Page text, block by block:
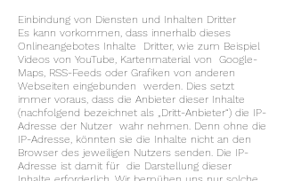
Einbindung von Diensten und Inhalten Dritter
Es kann vorkommen, dass innerhalb dieses
Onlineangebotes Inhalte Dritter, wie zum Beispiel
Videos von YouTube, Kartenmaterial von Google-
Maps, RSS-Feeds oder Grafiken von anderen
Webseiten eingebunden werden. Dies setzt
immer voraus, dass die Anbieter dieser Inhalte
(nachfolgend bezeichnet als „Dritt-Anbieter“) die IP-
Adresse der Nutzer wahr nehmen. Denn ohne die
IP-Adresse, könnten sie die Inhalte nicht an den
Browser des jeweiligen Nutzers senden. Die IP-
Adresse ist damit für die Darstellung dieser